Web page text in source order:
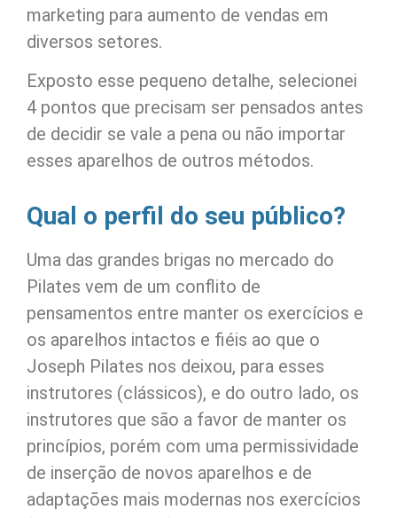
marketing para aumento de vendas em
diversos setores.
Exposto esse pequeno detalhe, selecionei
4 pontos que precisam ser pensados antes
de decidir se vale a pena ou não importar
esses aparelhos de outros métodos.
Qual o perfil do seu público?
Uma das grandes brigas no mercado do
Pilates vem de um conflito de
pensamentos entre manter os exercícios e
os aparelhos intactos e fiéis ao que o
Joseph Pilates nos deixou, para esses
instrutores (clássicos), e do outro lado, os
instrutores que são a favor de manter os
princípios, porém com uma permissividade
de inserção de novos aparelhos e de
adaptações mais modernas nos exercícios